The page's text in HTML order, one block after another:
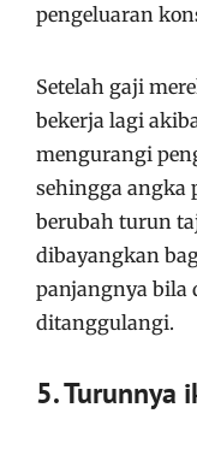
pengeluaran
Setelah gaji
bekerja lagi
mengurangi
sehingga angka
berubah turun
dibayangkan
panjangnya bila
ditanggulangi.
5. Turunnya